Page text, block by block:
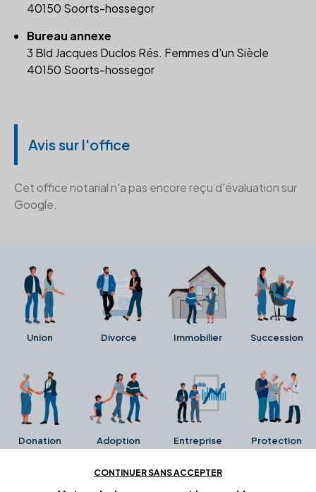
40150 Soorts-hossegor
Bureau annexe
3 Bld Jacques Duclos Rés. Femmes d'un Siècle
40150 Soorts-hossegor
Avis sur l'office
Cet office notarial n'a pas encore reçu d'évaluation sur
Google.
Union Divorce Immobilier Succession
Donation Adoption Entreprise Protection
CONTINUER SANS ACCEPTER